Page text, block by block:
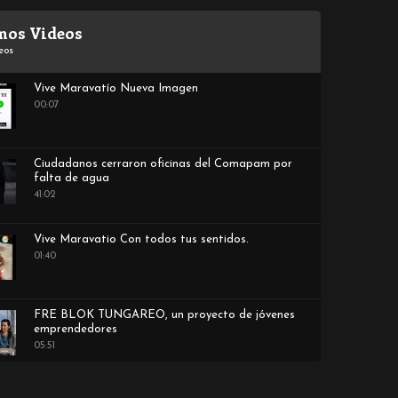
Videos
Vive Maravatío Nueva Imagen
00:07
Ciudadanos cerraron oficinas del Comapam por
falta de agua
41:02
Vive Maravatio Con todos tus sentidos.
01:40
FRE BLOK TUNGAREO, un proyecto de jóvenes
emprendedores
05:51